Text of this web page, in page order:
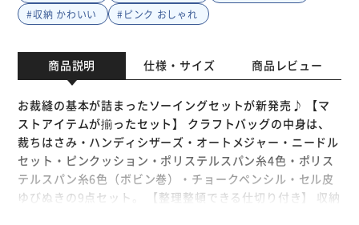
#収納 かわいい
#ピンク おしゃれ
商品説明 仕様・サイズ 商品レビュー
お裁縫の基本が詰まったソーイングセットが新発売♪ 【マ
ストアイテムが揃ったセット】 クラフトバッグの中身は、
裁ちはさみ・ハンディシザーズ・オートメジャー・ニードル
セット・ピンクッション・ポリステルスパン糸4色・ポリス
テルスパン糸6色（ボビン巻）・チョークペンシル・セル皮
ゆびぬきの9点セット。 【整理整頓できる仕切り付き】 収納